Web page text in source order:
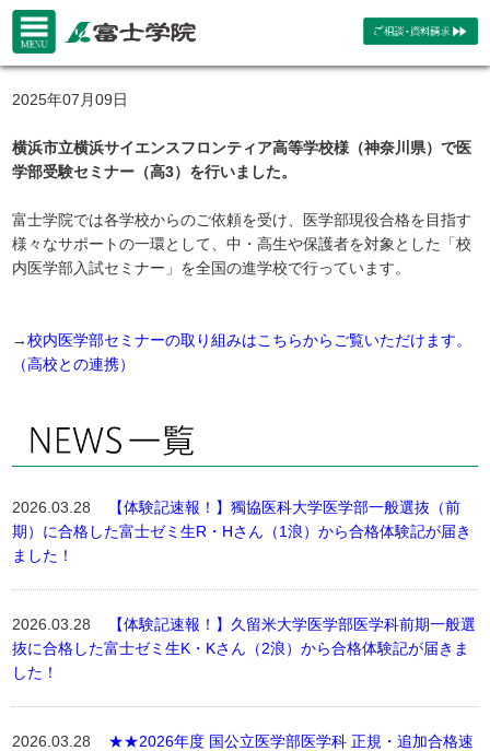
2025年07月09日
横浜市立横浜サイエンスフロンティア高等学校様（神奈川県）で医
学部受験セミナー（高3）を行いました。
富士学院では各学校からのご依頼を受け、医学部現役合格を目指す
様々なサポートの一環として、中・高生や保護者を対象とした「校
内医学部入試セミナー」を全国の進学校で行っています。
→校内医学部セミナーの取り組みはこちらからご覧いただけます。
（高校との連携）
2026.03.28
【体験記速報！】獨協医科大学医学部一般選抜（前
期）に合格した富士ゼミ生R・Hさん（1浪）から合格体験記が届き
ました！
2026.03.28
【体験記速報！】久留米大学医学部医学科前期一般選
抜に合格した富士ゼミ生K・Kさん（2浪）から合格体験記が届きま
した！
2026.03.28 ★★2026年度 国公立医学部医学科 正規・追加合格速